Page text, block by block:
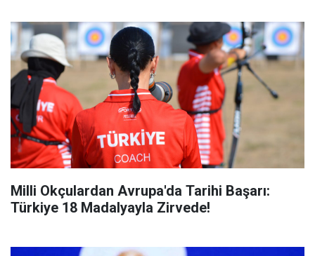
Milli Okçulardan Avrupa'da Tarihi Başarı:
Türkiye 18 Madalyayla Zirvede!